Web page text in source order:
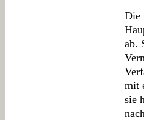
Die
ab.
mit
sie